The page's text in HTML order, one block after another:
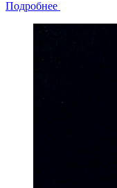
Подробнее